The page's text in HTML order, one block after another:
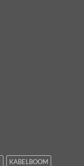
KABELBOOM